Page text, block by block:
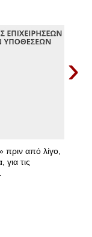
›
από λίγο,
τις